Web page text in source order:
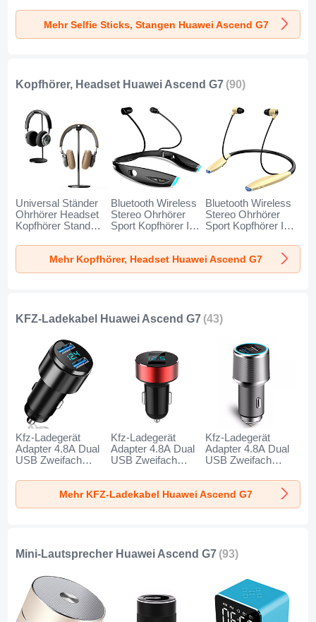
Ascend G7 Gold
und Schwarz
Ascend G7
Schwarz
Ascend G7 Blau
Mehr Selfie Sticks, Stangen Huawei Ascend G7
Kopfhörer, Headset Huawei Ascend G7 (90)
Universal Ständer
Ohrhörer Headset
Kopfhörer Stand
Ascend G7
Schwarz
Bluetooth Wireless
Stereo Ohrhörer
Sport Kopfhörer In
für Huawei Ascend
G7 Schwarz
Bluetooth Wireless
Stereo Ohrhörer
Sport Kopfhörer In
für Huawei Ascend
G7 Gold
Mehr Kopfhörer, Headset Huawei Ascend G7
KFZ-Ladekabel Huawei Ascend G7 (43)
Kfz-Ladegerät
Adapter 4.8A Dual
USB Zweifach
Charge Universal
K10 für Huawei
Ascend G7
Kfz-Ladegerät
Adapter 4.8A Dual
USB Zweifach
Charge Universal
K07 für Huawei
Ascend G7 Rot
Kfz-Ladegerät
Adapter 4.8A Dual
USB Zweifach
Charge Universal
K08 für Huawei
Ascend G7 Silber
Mehr KFZ-Ladekabel Huawei Ascend G7
Mini-Lautsprecher Huawei Ascend G7 (93)